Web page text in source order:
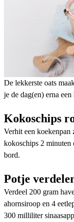
De lekkerste oats
je de dag(en) erna
Kokoschips
Verhit een koekenpan
kokoschips 2 minuten
bord.
Potje
Verdeel 200 gram
ahornsiroop en 4
300 milliliter